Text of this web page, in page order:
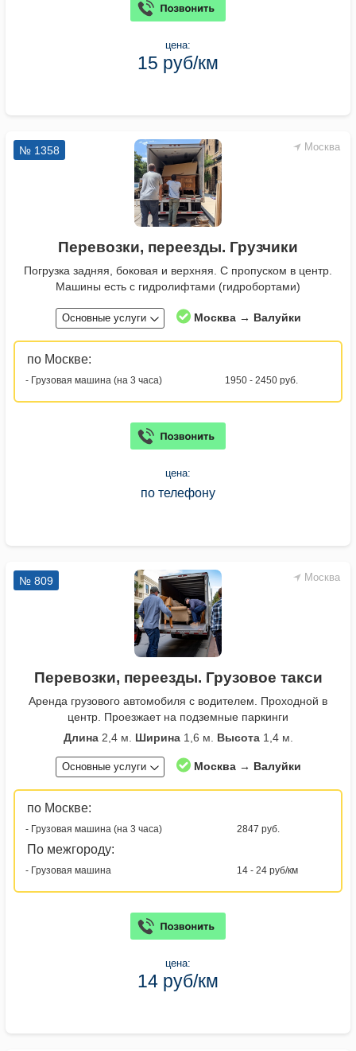
цена:
15 руб/км
Москва
№ 1358
Перевозки, переезды. Грузчики
Погрузка задняя, боковая и верхняя. С пропуском в центр.
Машины есть с гидролифтами (гидробортами)
Основные услуги Москва → Валуйки
по Москве:
- Грузовая машина (на 3 часа) 1950 - 2450 руб.
цена:
по телефону
Москва
№ 809
Перевозки, переезды. Грузовое такси
Аренда грузового автомобиля с водителем. Проходной в
центр. Проезжает на подземные паркинги
Длина2,4 м. Ширина1,6 м. Высота1,4 м.
Основные услуги Москва → Валуйки
по Москве:
- Грузовая машина (на 3 часа) 2847 руб.
По межгороду:
- Грузовая машина 14 - 24 руб/км
цена:
14 руб/км